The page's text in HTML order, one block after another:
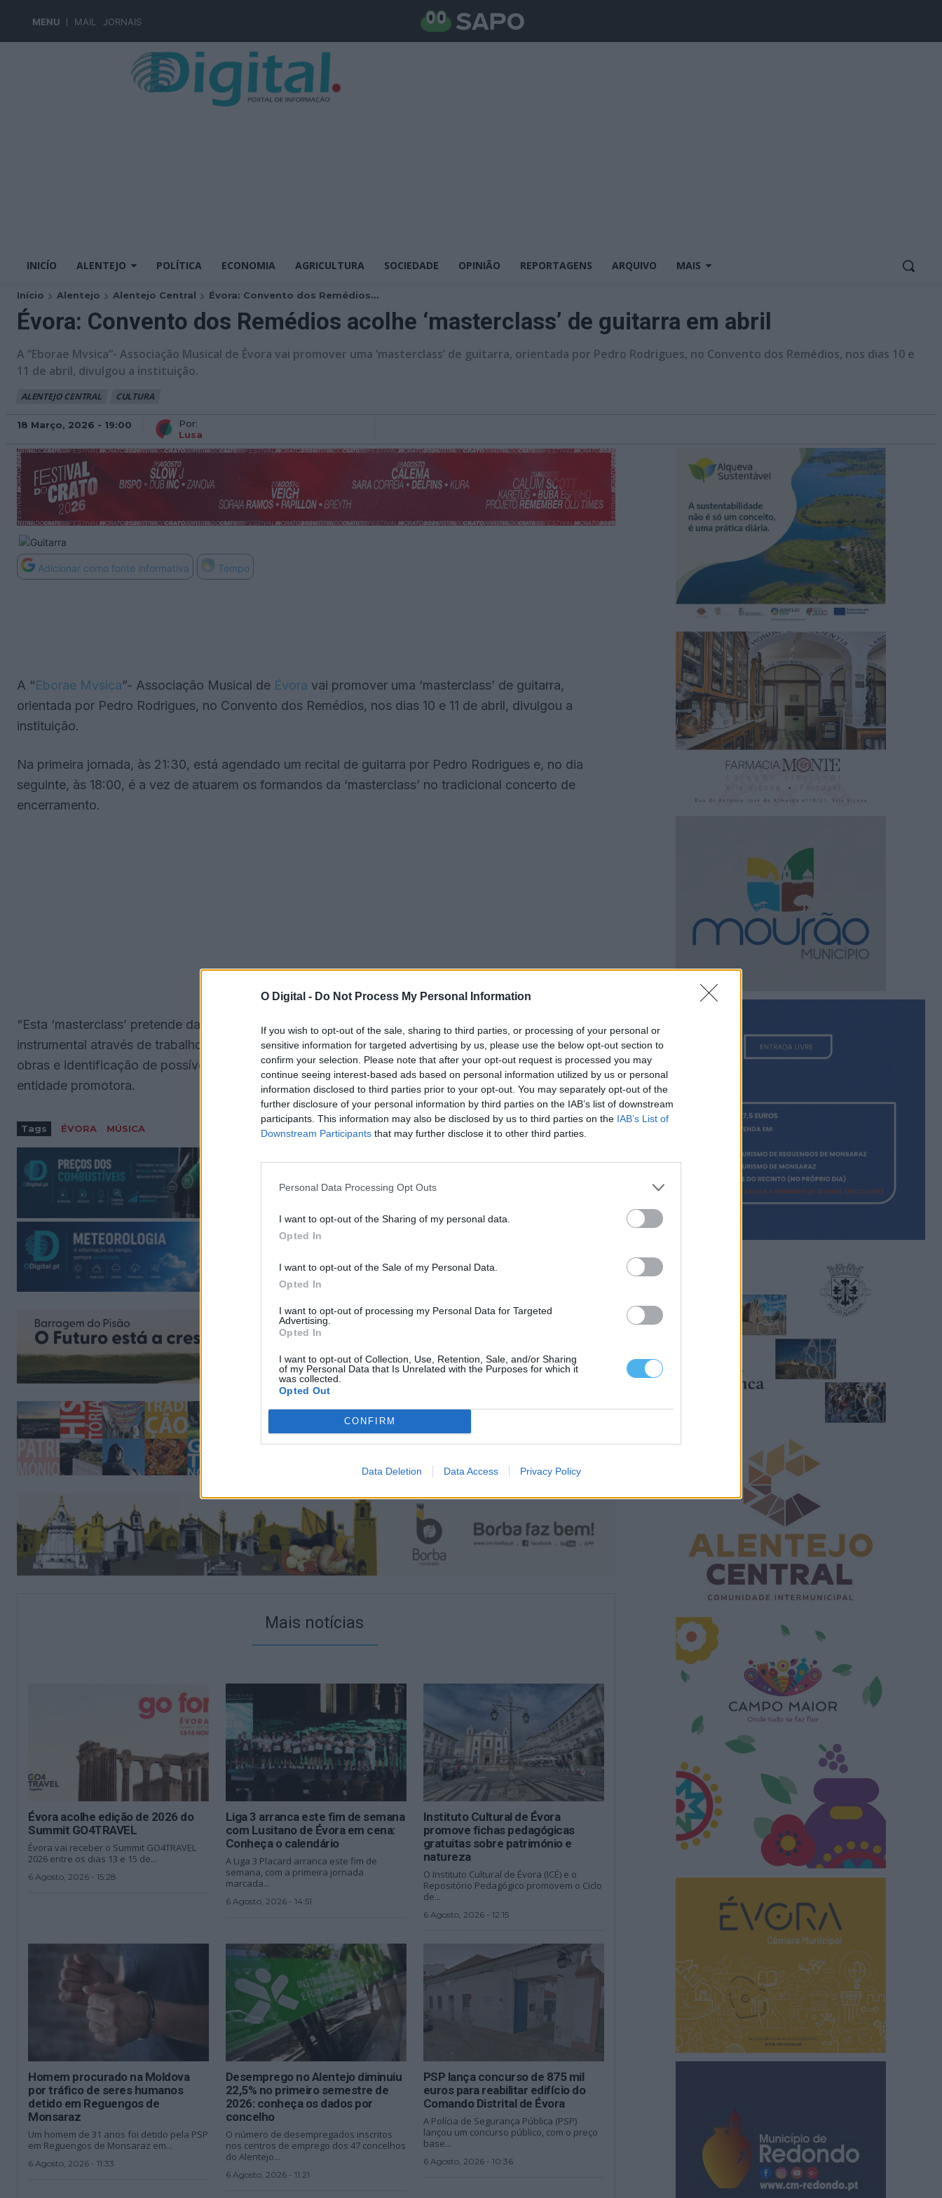
O Digital - Do Not Process My Personal Information
If you wish to opt-out of the sale, sharing to third parties, or processing of your personal or
sensitive information for targeted advertising by us, please use the below opt-out section to
confirm your selection. Please note that after your opt-out request is processed you may
continue seeing interest-based ads based on personal information utilized by us or personal
information disclosed to third parties prior to your opt-out. You may separately opt-out of the
further disclosure of your personal information by third parties on the IAB’s list of downstream
participants. This information may also be disclosed by us to third parties on the IAB’s List of
Downstream Participants that may further disclose it to other third parties.
Personal Data Processing Opt Outs
I want to opt-out of the Sharing of my personal data.
Opted In
I want to opt-out of the Sale of my Personal Data.
Opted In
I want to opt-out of processing my Personal Data for Targeted
Advertising.
Opted In
I want to opt-out of Collection, Use, Retention, Sale, and/or Sharing
of my Personal Data that Is Unrelated with the Purposes for which it
was collected.
Opted Out
CONFIRM
Data Deletion Data Access Privacy Policy
MENU MAIL JORNAIS
INICÍO ALENTEJO POLÍTICA ECONOMIA AGRICULTURA SOCIEDADE OPINIÃO REPORTAGENS ARQUIVO MAIS
Início Alentejo Alentejo Central Évora: Convento dos Remédios...
Évora: Convento dos Remédios acolhe ‘masterclass’ de guitarra em abril
A “Eborae Mvsica”- Associação Musical de Évora vai promover uma ‘masterclass’ de guitarra, orientada por Pedro Rodrigues, no Convento dos Remédios, nos dias 10 e
11 de abril, divulgou a instituição.
ALENTEJO CENTRAL CULTURA
18 Março, 2026 - 19:00
Por:
Lusa
Adicionar como fonte informativa Tempo
A “Eborae Mvsica”- Associação Musical de Évora vai promover uma ‘masterclass’ de guitarra,
orientada por Pedro Rodrigues, no Convento dos Remédios, nos dias 10 e 11 de abril, divulgou a
instituição.
Na primeira jornada, às 21:30, está agendado um recital de guitarra por Pedro Rodrigues e, no dia
seguinte, às 18:00, é a vez de atuarem os formandos da ‘masterclass’ no tradicional concerto de
encerramento.
“Esta ‘masterclass’ pretende dar a conhecer o instrumento e a sua utilização, qualificar a execução
instrumental através de trabalho de conjunto e individual com cada participante, com execução de
obras e identificação de possíveis correções, desde a postura ao uso do instrumento”, explicou a
entidade promotora.
Tags ÉVORA MÚSICA
Mais notícias
Évora acolhe edição de 2026 do
Summit GO4TRAVEL
Évora vai receber o Summit GO4TRAVEL
2026 entre os dias 13 e 15 de...
6 Agosto, 2026 - 15:28
Liga 3 arranca este fim de semana
com Lusitano de Évora em cena:
Conheça o calendário
A Liga 3 Placard arranca este fim de
semana, com a primeira jornada
marcada...
6 Agosto, 2026 - 14:51
Instituto Cultural de Évora
promove fichas pedagógicas
gratuitas sobre património e
natureza
O Instituto Cultural de Évora (ICÉ) e o
Repositório Pedagógico promovem o Ciclo
de...
6 Agosto, 2026 - 12:15
Homem procurado na Moldova
por tráfico de seres humanos
detido em Reguengos de
Monsaraz
Um homem de 31 anos foi detido pela PSP
em Reguengos de Monsaraz em...
6 Agosto, 2026 - 11:33
Desemprego no Alentejo diminuiu
22,5% no primeiro semestre de
2026: conheça os dados por
concelho
O número de desempregados inscritos
nos centros de emprego dos 47 concelhos
do Alentejo...
6 Agosto, 2026 - 11:21
PSP lança concurso de 875 mil
euros para reabilitar edifício do
Comando Distrital de Évora
A Polícia de Segurança Pública (PSP)
lançou um concurso público, com o preço
base...
6 Agosto, 2026 - 10:36